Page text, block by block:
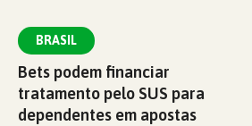
BRASIL
Bets podem financiar
tratamento pelo SUS para
dependentes em apostas